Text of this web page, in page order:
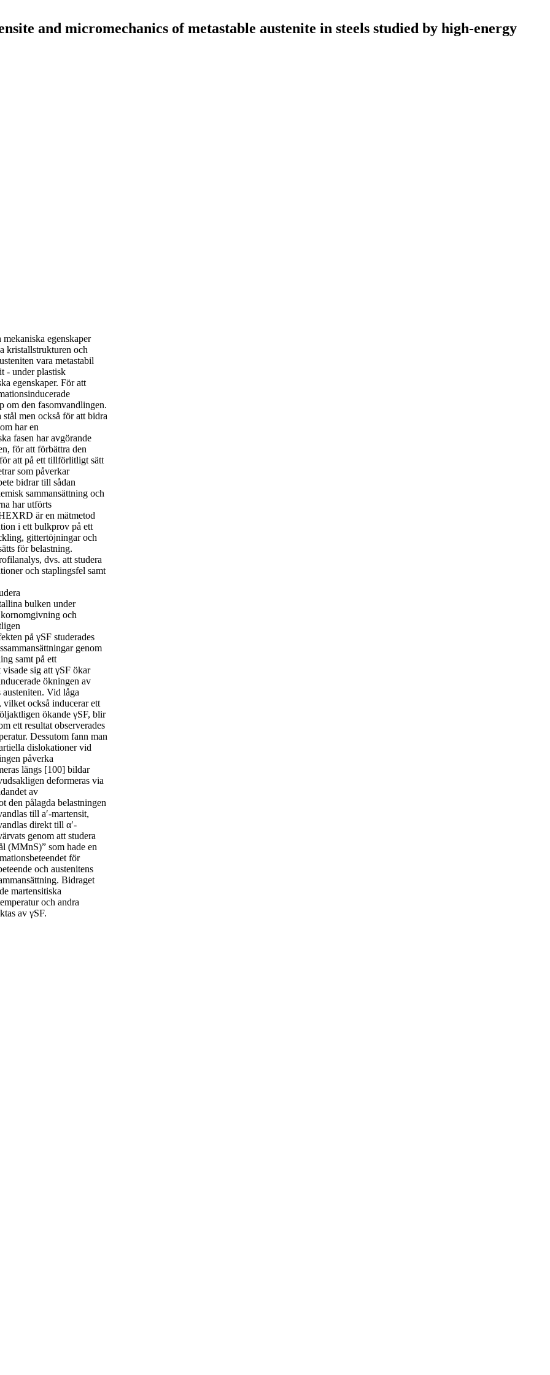
and micromechanics of metastable austenite in steels studied by high-energy
egenskaper
kristallstrukturen och
vara metastabil
- under plastisk
egenskaper. För att
om den fasomvandlingen.
men också för att bidra
har en
fasen har avgörande
för att förbättra den
att på ett tillförlitligt sätt
som påverkar
bidrar till sådan
sammansättning och
har utförts
är en mätmetod
i ett bulkprov på ett
gittertöjningar och
för belastning.
dvs. att studera
och staplingsfel samt
bulken under
och
på γSF studerades
genom
samt på ett
sig att γSF ökar
ökningen av
Vid låga
vilket också inducerar ett
ökande γSF, blir
ett resultat observerades
Dessutom fann man
dislokationer vid
påverka
längs [100] bildar
deformeras via
av
den pålagda belastningen
till a′-martensit,
direkt till α′-
genom att studera
(MMnS)” som hade en
för
och austenitens
Bidraget
martensitiska
och andra
av γSF.